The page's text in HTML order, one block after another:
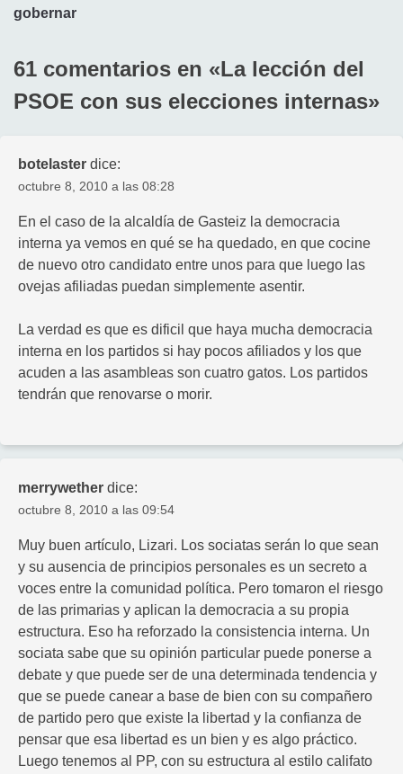
entradas
gobernar
61 comentarios en «La lección del
PSOE con sus elecciones internas»
botelaster dice:
octubre 8, 2010 a las 08:28
En el caso de la alcaldía de Gasteiz la democracia
interna ya vemos en qué se ha quedado, en que cocine
de nuevo otro candidato entre unos para que luego las
ovejas afiliadas puedan simplemente asentir.
La verdad es que es dificil que haya mucha democracia
interna en los partidos si hay pocos afiliados y los que
acuden a las asambleas son cuatro gatos. Los partidos
tendrán que renovarse o morir.
merrywether dice:
octubre 8, 2010 a las 09:54
Muy buen artículo, Lizari. Los sociatas serán lo que sean
y su ausencia de principios personales es un secreto a
voces entre la comunidad política. Pero tomaron el riesgo
de las primarias y aplican la democracia a su propia
estructura. Eso ha reforzado la consistencia interna. Un
sociata sabe que su opinión particular puede ponerse a
debate y que puede ser de una determinada tendencia y
que se puede canear a base de bien con su compañero
de partido pero que existe la libertad y la confianza de
pensar que esa libertad es un bien y es algo práctico.
Luego tenemos al PP, con su estructura al estilo califato